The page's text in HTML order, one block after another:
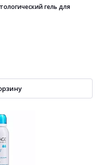
гель для